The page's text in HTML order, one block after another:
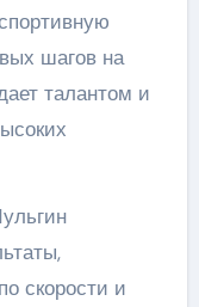
шагов на
талантом и
скорости и